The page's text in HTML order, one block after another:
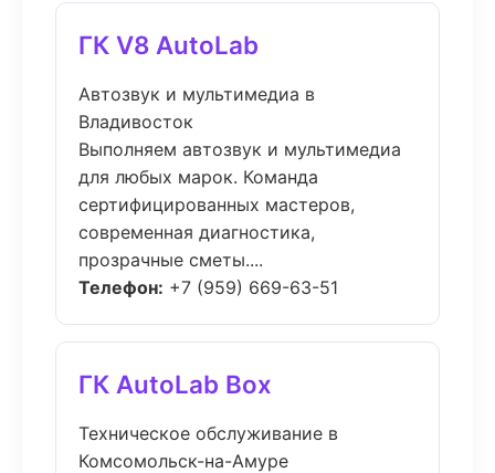
ГК V8 AutoLab
Автозвук и мультимедиа в
Владивосток
Выполняем автозвук и мультимедиа
для любых марок. Команда
сертифицированных мастеров,
современная диагностика,
прозрачные сметы....
Телефон: +7 (959) 669-63-51
ГК AutoLab Box
Техническое обслуживание в
Комсомольск-на-Амуре